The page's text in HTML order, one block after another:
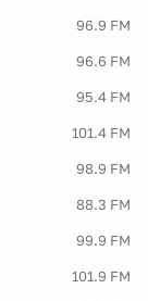
96.9 FM
96.6 FM
95.4 FM
101.4 FM
98.9 FM
88.3 FM
99.9 FM
101.9 FM